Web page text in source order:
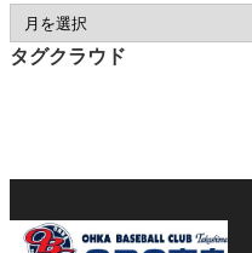
タグクラウド